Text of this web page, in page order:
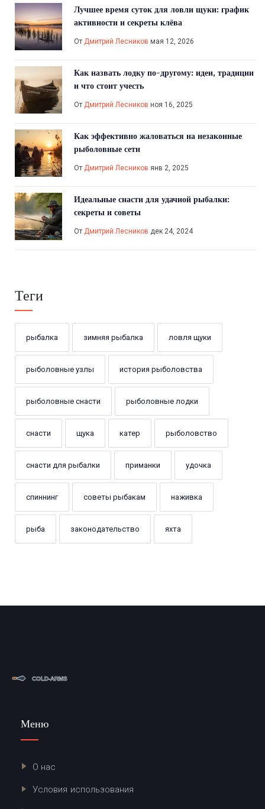
Лучшее время суток для ловли щуки: график
активности и секреты клёва
От Дмитрий Лесников мая 12, 2026
Как назвать лодку по-другому: идеи, традиции
и что стоит учесть
От Дмитрий Лесников ноя 16, 2025
Как эффективно жаловаться на незаконные
рыболовные сети
От Дмитрий Лесников янв 2, 2025
Идеальные снасти для удачной рыбалки:
секреты и советы
От Дмитрий Лесников дек 24, 2024
Теги
рыбалка зимняя рыбалка ловля щуки
рыболовные узлы история рыболовства
рыболовные снасти рыболовные лодки
снасти щука катер рыболовство
снасти для рыбалки приманки удочка
спиннинг советы рыбакам наживка
рыба законодательство яхта
Меню
О нас
Условия использования